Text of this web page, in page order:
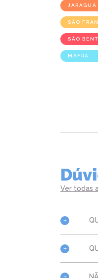
JARAGUÁ
SÃO
SÃO
MAFRA
Ver todas
+
+